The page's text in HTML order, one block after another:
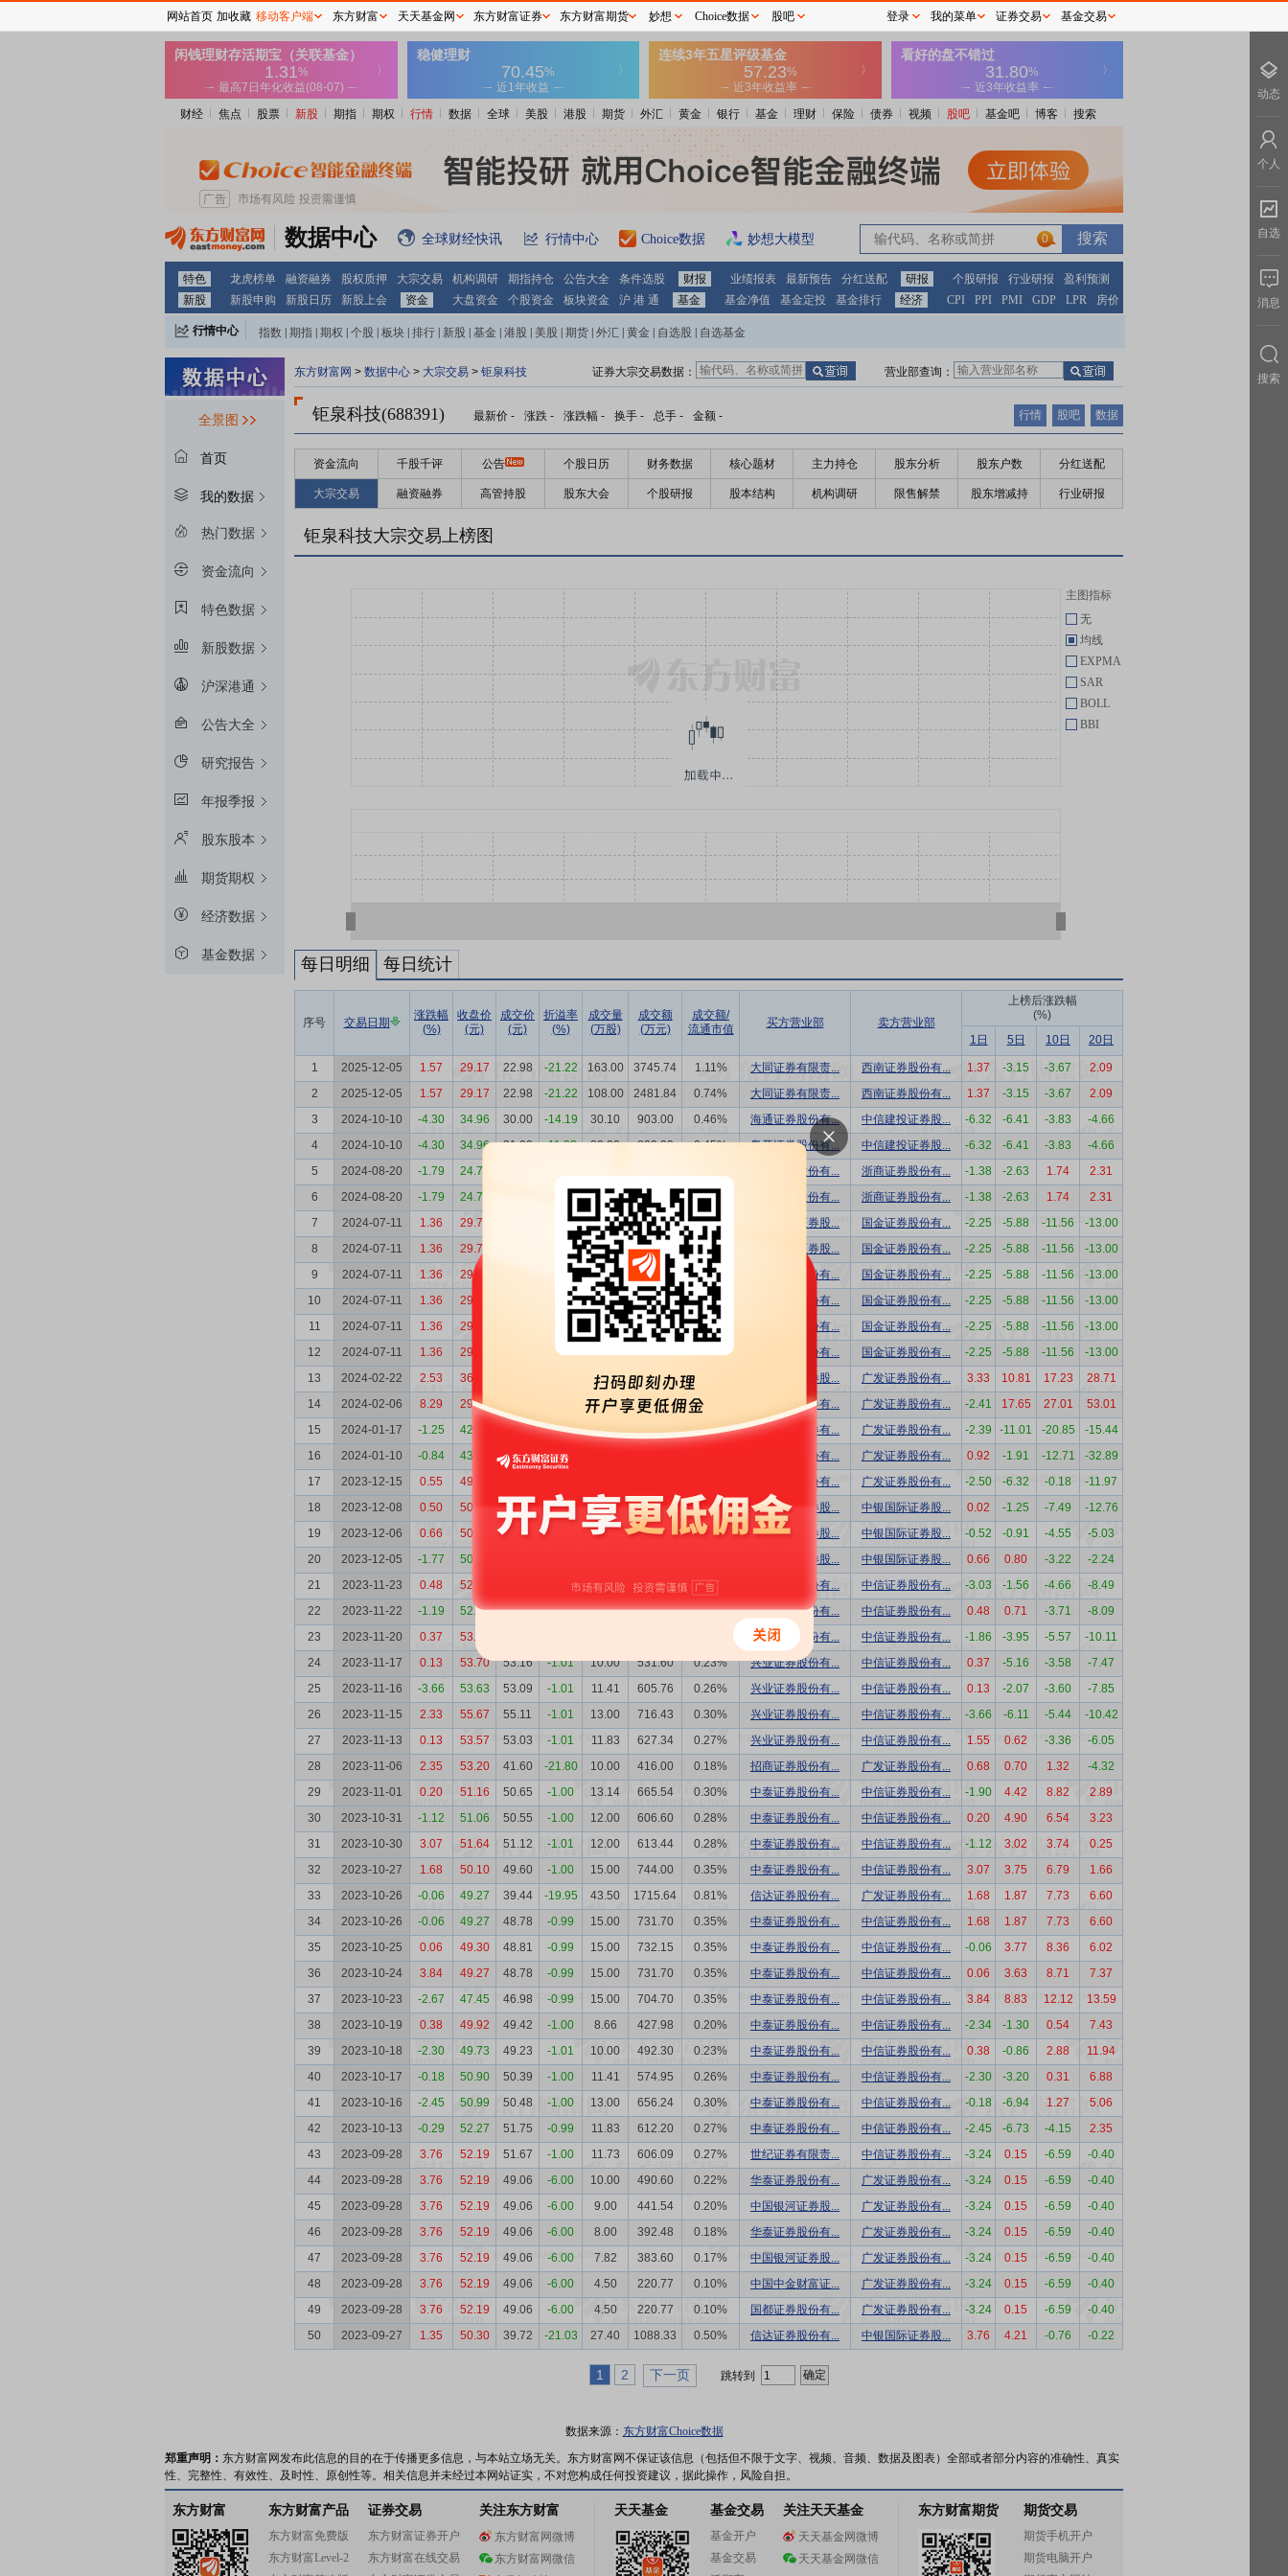
财经 焦点 股票 新股 期指 期权 行情 数据 全球 美股 港股 期货 外汇 黄金 银行 基金 理财 保险 债券 视频 股吧 基金吧 博客 搜索
数据中心 全球财经快讯 行情中心 Choice数据 妙想大模型 0
特色 龙虎榜单 融资融券 股权质押 大宗交易 机构调研 期指持仓 公告大全 条件选股 财报 业绩报表 最新预告 分红送配 研报 个股研报 行业研报
盈利预测
新股
新股申购 新股日历 新股上会 资金 大盘资金 个股资金 板块资金 沪 港 通 基金 基金净值 基金定投 基金排行 经济 CPI PPI PMI GDP LPR 房价
行情中心 指数 期指 期权 个股 板块 排行 新股 基金 港股 美股 期货 外汇 黄金 自选股 自选基金
全景图
首页
我的数据
热门数据
资金流向
特色数据
新股数据
沪深港通
公告大全
研究报告
年报季报
股东股本
期货期权
经济数据
基金数据
东方财富网 > 数据中心 > 大宗交易 > 钜泉科技 营业部查询：
证券大宗交易数据：
钜泉科技(688391) 最新价 - 涨跌 - 涨跌幅 - 换手 - 总手 - 金额 - 行情 股吧 数据
资金流向 千股千评 公告 个股日历 财务数据 核心题材 主力持仓 股东分析 股东户数 分红送配
大宗交易 融资融券 高管持股 股东大会 个股研报 股本结构 机构调研 限售解禁 股东增减持 行业研报
钜泉科技大宗交易上榜图
主图指标
无
均线
EXPMA
SAR
BOLL
BBI
每日明细 每日统计
序号 交易日期
涨跌幅
(%)
收盘价
(元)
成交价
(元)
折溢率
(%)
成交量
(万股)
成交额
(万元)
成交额/
流通市值
买方营业部 卖方营业部
上榜后涨跌幅
(%)
1日
5日 10日 20日
1 2025-12-05 1.57 29.17 22.98 -21.22 163.00 3745.74 1.11% 大同证券有限责... 西南证券股份有... 1.37 -3.15 -3.67
2.09
2
2025-12-05 1.57 29.17 22.98 -21.22 108.00 2481.84 0.74% 大同证券有限责... 西南证券股份有... 1.37 -3.15 -3.67
2.09
3
2024-10-10 -4.30 34.96 30.00 -14.19 30.10 903.00 0.46% 海通证券股份有... 中信建投证券股... -6.32 -6.41 -3.83
-4.66
4
2024-10-10 -4.30 34.96 31.00 -11.33 29.00 899.00 0.45% 粤开证券股份有... 中信建投证券股... -6.32 -6.41 -3.83
-4.66
5
2024-08-20 -1.79 24.70 华林证券股份有... 浙商证券股份有... -1.38 -2.63 1.74
2.31
6
2024-08-20 -1.79 24.70 14.00 366.10 0.24% 华林证券股份有... 浙商证券股份有... -1.38 -2.63 1.74
2.31
7
2024-07-11 1.36 29.76 -9.24 16.00 432.16 0.24% 中国银河证券股... 国金证券股份有... -2.25 -5.88 -11.56
-13.00
8
2024-07-11 1.36 29.76 -9.24 16.00 432.16 0.24% 中国银河证券股... 国金证券股份有... -2.25 -5.88 -11.56
-13.00
9
2024-07-11 1.36 29.76 -9.24 16.00 432.16 0.24% 广发证券股份有... 国金证券股份有... -2.25 -5.88 -11.56
-13.00
10
2024-07-11 1.36 29.76 -9.24 16.00 432.16 0.24% 浙商证券股份有... 国金证券股份有... -2.25 -5.88 -11.56
-13.00
11
2024-07-11 1.36 29.76 14.80 399.75 0.22% 招商证券股份有... 国金证券股份有... -2.25 -5.88 -11.56
-13.00
12
2024-07-11 1.36 29.76 -9.24 11.20 302.51 0.17% 华泰证券股份有... 国金证券股份有... -2.25 -5.88 -11.56
-13.00
13
2024-02-22 2.53 36.09 16.24 457.97 0.29% 中国银河证券股... 广发证券股份有... 3.33 10.81 17.23
28.71
14
2024-02-06 8.29 29.92 11.40 253.65 0.20% 申万宏源证券有... 广发证券股份有... -2.41 17.65 27.01
53.01
15
2024-01-17 -1.25 42.68 34.58 -18.98 16.24 561.58 0.31% 申万宏源证券有... 广发证券股份有... -2.39 -11.01 -20.85
-15.44
16
2024-01-10 -0.84 43.51 35.10 -19.33 招商证券股份有... 广发证券股份有... 0.92 -1.91 -12.71
-32.89
17
2023-12-15 0.55 49.69 中信证券股份有... 广发证券股份有... -2.50 -6.32 -0.18
-11.97
18
2023-12-08 0.50 50.32 40.06 -20.39 5.50 220.33 0.10% 中银国际证券股... 中银国际证券股... 0.02 -1.25 -7.49
-12.76
19
2023-12-06 0.66 50.33 40.00 -20.52 10.87 434.60 0.20% 中银国际证券股... 中银国际证券股... -0.52 -0.91 -4.55
-5.03
20
2023-12-05 -1.77 50.00 中银国际证券股... 中银国际证券股... 0.66 0.80 -3.22
-2.24
21
2023-11-23 0.48 52.52 -1.01 8.04 417.79 0.19% 广发证券股份有... 中信证券股份有... -3.03 -1.56 -4.66
-8.49
22
2023-11-22 -1.19 52.27 51.75 -0.99 12.00 621.00 0.28% 广发证券股份有... 中信证券股份有... 0.48 0.71 -3.71
-8.09
23
2023-11-20 0.37 53.90 兴业证券股份有... 中信证券股份有... -1.86 -3.95 -5.57
-10.11
24
2023-11-17 0.13 53.70 53.16 -1.01 10.00 531.60 0.23% 兴业证券股份有... 中信证券股份有... 0.37 -5.16 -3.58
-7.47
25
2023-11-16 -3.66 53.63 53.09 -1.01 11.41 605.76 0.26% 兴业证券股份有... 中信证券股份有... 0.13 -2.07 -3.60
-7.85
26
2023-11-15 2.33 55.67 55.11 -1.01 13.00 716.43 0.30% 兴业证券股份有... 中信证券股份有... -3.66 -6.11 -5.44
-10.42
27
2023-11-13 0.13 53.57 53.03 -1.01 11.83 627.34 0.27% 兴业证券股份有... 中信证券股份有... 1.55 0.62 -3.36
-6.05
28
2023-11-06 2.35 53.20 41.60 -21.80 10.00 416.00 0.18% 招商证券股份有... 广发证券股份有... 0.68 0.70 1.32
-4.32
29
2023-11-01 0.20 51.16 50.65 -1.00 13.14 665.54 0.30% 中泰证券股份有... 中信证券股份有... -1.90 4.42 8.82
2.89
30
2023-10-31 -1.12 51.06 50.55 -1.00 12.00 606.60 0.28% 中泰证券股份有... 中信证券股份有... 0.20 4.90 6.54
3.23
31
2023-10-30 3.07 51.64 51.12 -1.01 12.00 613.44 0.28% 中泰证券股份有... 中信证券股份有... -1.12 3.02 3.74
0.25
32
2023-10-27 1.68 50.10 49.60 -1.00 15.00 744.00 0.35% 中泰证券股份有... 中信证券股份有... 3.07 3.75 6.79
1.66
33
2023-10-26 -0.06 49.27 39.44 -19.95 43.50 1715.64 0.81% 信达证券股份有... 广发证券股份有... 1.68 1.87 7.73
6.60
34
2023-10-26 -0.06 49.27 48.78 -0.99 15.00 731.70 0.35% 中泰证券股份有... 中信证券股份有... 1.68 1.87 7.73
6.60
35
2023-10-25 0.06 49.30 48.81 -0.99 15.00 732.15 0.35% 中泰证券股份有... 中信证券股份有... -0.06 3.77 8.36
6.02
36
2023-10-24 3.84 49.27 48.78 -0.99 15.00 731.70 0.35% 中泰证券股份有... 中信证券股份有... 0.06 3.63 8.71
7.37
37
2023-10-23 -2.67 47.45 46.98 -0.99 15.00 704.70 0.35% 中泰证券股份有... 中信证券股份有... 3.84 8.83 12.12
13.59
38
2023-10-19 0.38 49.92 49.42 -1.00 8.66 427.98 0.20% 中泰证券股份有... 中信证券股份有... -2.34 -1.30 0.54
7.43
39
2023-10-18 -2.30 49.73 49.23 -1.01 10.00 492.30 0.23% 中泰证券股份有... 中信证券股份有... 0.38 -0.86 2.88
11.94
40
2023-10-17 -0.18 50.90 50.39 -1.00 11.41 574.95 0.26% 中泰证券股份有... 中信证券股份有... -2.30 -3.20 0.31
6.88
41
2023-10-16 -2.45 50.99 50.48 -1.00 13.00 656.24 0.30% 中泰证券股份有... 中信证券股份有... -0.18 -6.94 1.27
5.06
42
2023-10-13 -0.29 52.27 51.75 -0.99 11.83 612.20 0.27% 中泰证券股份有... 中信证券股份有... -2.45 -6.73 -4.15
2.35
43
2023-09-28 3.76 52.19 51.67 -1.00 11.73 606.09 0.27% 世纪证券有限责... 中信证券股份有... -3.24 0.15 -6.59
-0.40
44
2023-09-28 3.76 52.19 49.06 -6.00 10.00 490.60 0.22% 华泰证券股份有... 广发证券股份有... -3.24 0.15 -6.59
-0.40
45
2023-09-28 3.76 52.19 49.06 -6.00 9.00 441.54 0.20% 中国银河证券股... 广发证券股份有... -3.24 0.15 -6.59
-0.40
46
2023-09-28 3.76 52.19 49.06 -6.00 8.00 392.48 0.18% 华泰证券股份有... 广发证券股份有... -3.24 0.15 -6.59
-0.40
47
2023-09-28 3.76 52.19 49.06 -6.00 7.82 383.60 0.17% 中国银河证券股... 广发证券股份有... -3.24 0.15 -6.59
-0.40
48
2023-09-28 3.76 52.19 49.06 -6.00 4.50 220.77 0.10% 中国中金财富证... 广发证券股份有... -3.24 0.15 -6.59
-0.40
49
2023-09-28 3.76 52.19 49.06 -6.00 4.50 220.77 0.10% 国都证券股份有... 广发证券股份有... -3.24 0.15 -6.59
-0.40
50
2023-09-27 1.35 50.30 39.72 -21.03 27.40 1088.33 0.50% 信达证券股份有... 中银国际证券股... 3.76 4.21 -0.76 -0.22
1 2 下一页 跳转到
数据来源： 东方财富Choice数据
郑重声明： 东方财富网发布此信息的目的在于传播更多信息，与本站立场无关。东方财富网不保证该信息（包括但不限于文字、视频、音频、数据及图表）全部或者部分内容的准确性、真实
性、完整性、有效性、及时性、原创性等。相关信息并未经过本网站证实，不对您构成任何投资建议，据此操作，风险自担。
东方财富 东方财富产品
东方财富免费版
东方财富Level-2
证券交易
东方财富证券开户
东方财富在线交易
关注东方财富
东方财富网微博
东方财富网微信
天天基金 基金交易
基金开户
基金交易
关注天天基金
天天基金网微博
天天基金网微信
东方财富期货 期货交易
期货手机开户
期货电脑开户
网站首页 加收藏 移动客户端 东方财富 天天基金网 东方财富证券 东方财富期货 妙想 Choice数据 股吧 登录 我的菜单 证券交易 基金交易
动态
个人
自选
消息
搜索